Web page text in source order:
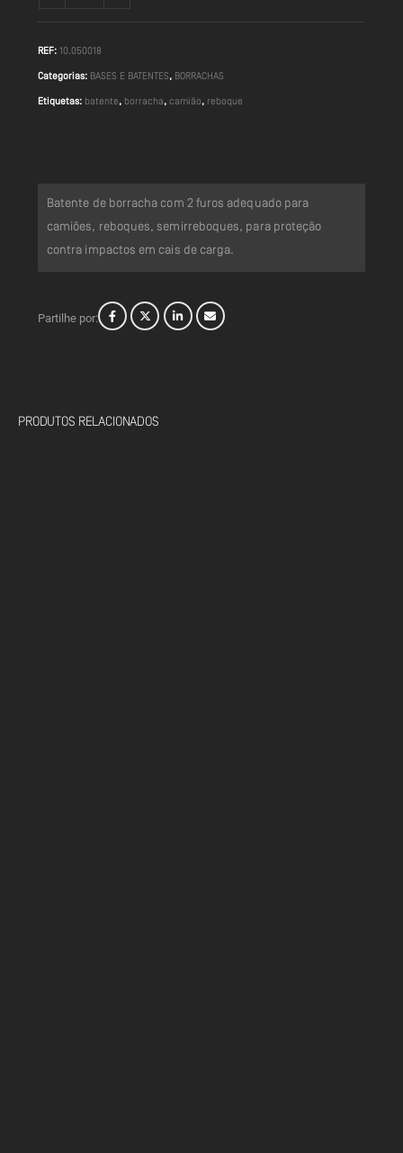
REF: 10.050018
Categorias: BASES E BATENTES , BORRACHAS
Etiquetas: batente , borracha , camião , reboque
Batente de borracha com 2 furos adequado para
camiões, reboques, semirreboques, para proteção
contra impactos em cais de carga.
Partilhe por:
PRODUTOS RELACIONADOS